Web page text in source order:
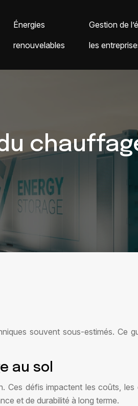
Énergies
renouvelables
Gestion de
les
souvent sous-estimés. Ce
au sol
Ces défis impactent les coûts, les
et de durabilité à long terme.